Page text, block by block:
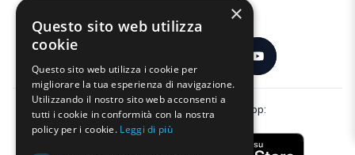
Scarica gratuitamente la nostra app:
×
Questo sito web utilizza
cookie
Questo sito web utilizza i cookie per
migliorare la tua esperienza di navigazione.
Utilizzando il nostro sito web acconsenti a
tutti i cookie in conformità con la nostra
policy per i cookie. Leggi di più